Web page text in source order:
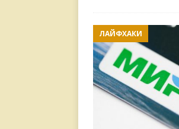
ЛАЙФХАКИ